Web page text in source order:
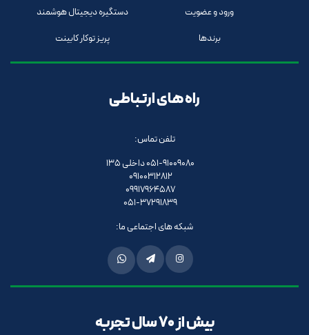
ورود و عضویت
برندها
دستگیره دیجیتال هوشمند
پریز توکار کابینت
راه های ارتباطی
تلفن تماس:
051-91009080 داخلی 135
09100312812
09917964587
051-37291839
شبکه های اجتماعی ما:
بیش از 70 سال تجربه